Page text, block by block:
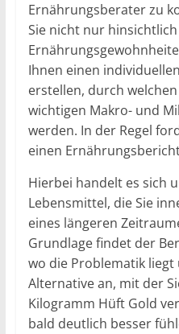
Ernährungsberater zu
Sie nicht nur
Ihnen einen
erstellen, durch
wichtigen Makro- und
werden. In der Regel
einen
Hierbei handelt es sich
Lebensmittel, die Sie
eines längeren
Grundlage findet der
wo die Problematik
Alternative an, mit der
Kilogramm Hüft Gold
bald deutlich besser